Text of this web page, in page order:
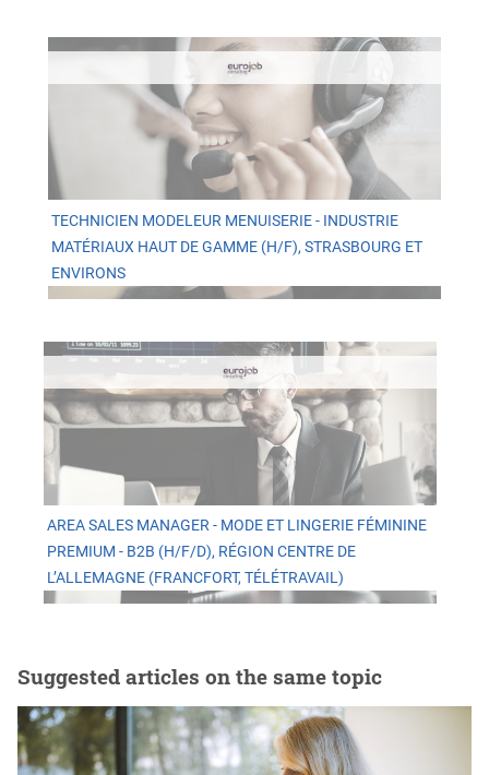
TECHNICIEN MODELEUR MENUISERIE - INDUSTRIE
MATÉRIAUX HAUT DE GAMME (H/F), STRASBOURG ET
ENVIRONS
AREA SALES MANAGER - MODE ET LINGERIE FÉMININE
PREMIUM - B2B (H/F/D), RÉGION CENTRE DE
L’ALLEMAGNE (FRANCFORT, TÉLÉTRAVAIL)
Suggested articles on the same topic